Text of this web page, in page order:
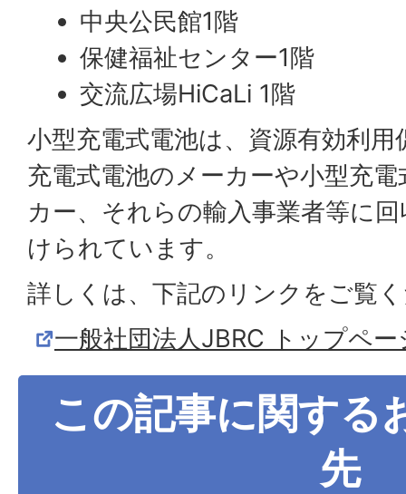
中央公民館1階
保健福祉センター1階
交流広場HiCaLi 1階
小型充電式電池は、資源有効利
充電式電池のメーカーや小型充
カー、それらの輸入事業者等に
けられています。
詳しくは、下記のリンクをご覧
一般社団法人JBRC トップペー
この記事に関する
先